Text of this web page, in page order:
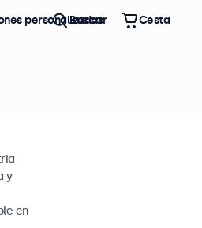
y
en
personalizadas
Buscar Cesta